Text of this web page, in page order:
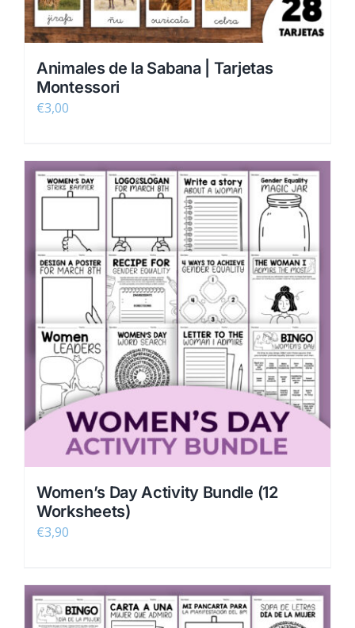
Animales de la Sabana | Tarjetas
Montessori
€3,00
Women’s Day Activity Bundle (12
Worksheets)
€3,90